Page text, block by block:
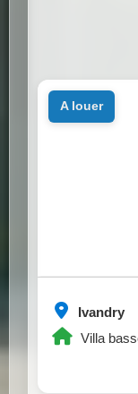
Ivandry
Villa
a louer